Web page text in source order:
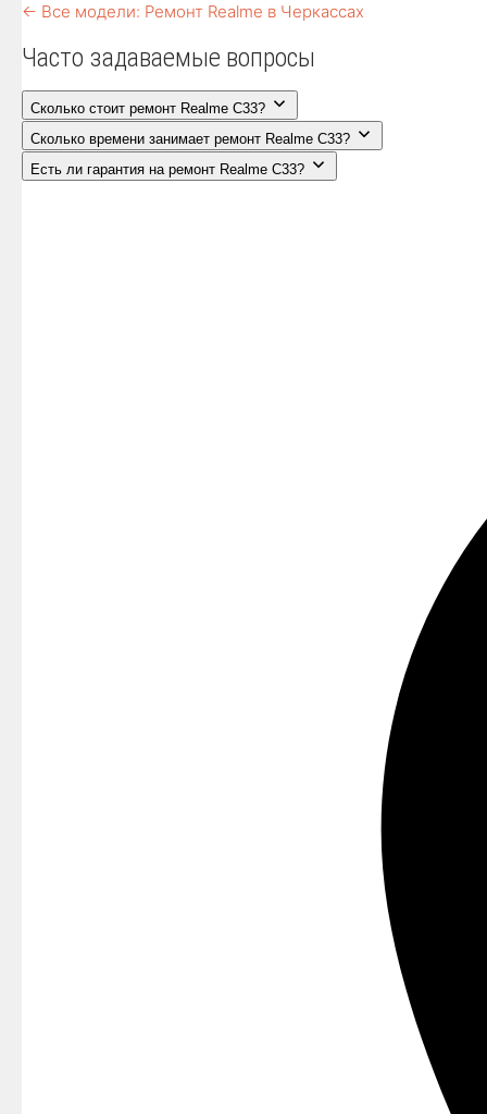
← Все модели: Ремонт Realme в Черкассах
Часто задаваемые вопросы
Сколько стоит ремонт Realme C33?
Сколько времени занимает ремонт Realme C33?
Есть ли гарантия на ремонт Realme C33?